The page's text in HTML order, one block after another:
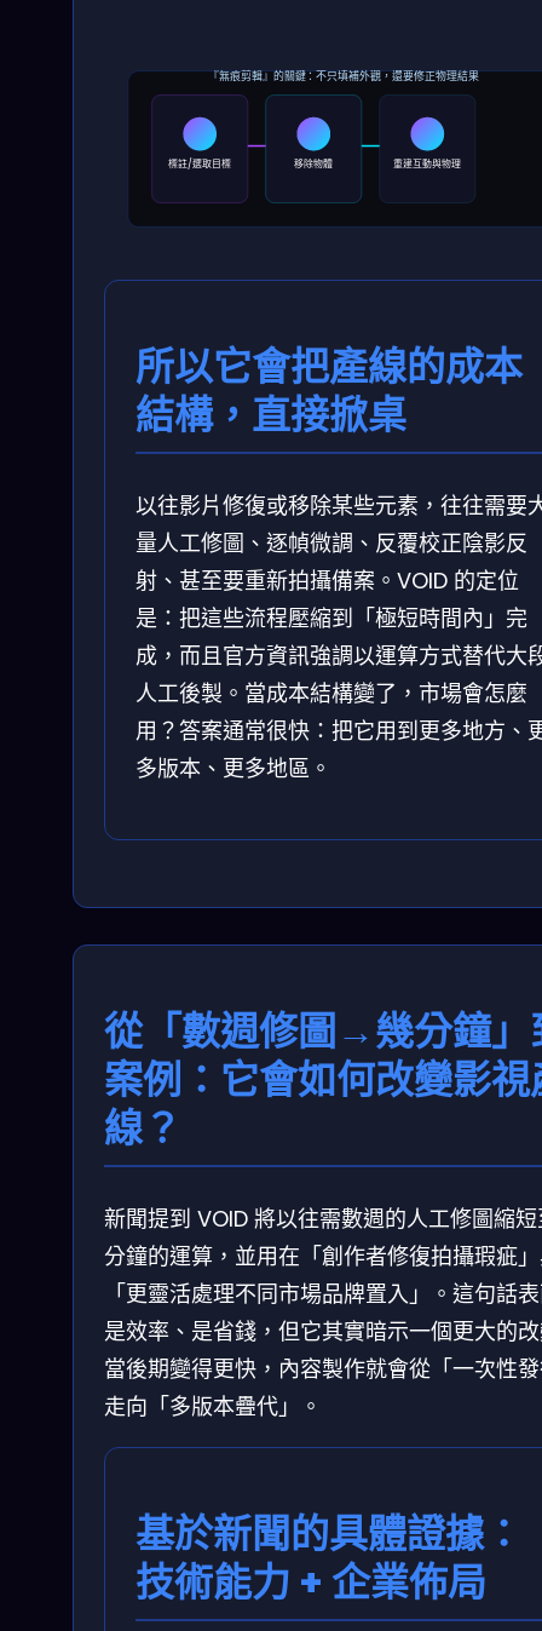
標註/選取目標 移除物體 重建互動與物理
『無痕剪輯』的關鍵：不只填補外觀，還要修正物理結果
所以它會把產線的成本
結構，直接掀桌
以往影片修復或移除某些元素，往往需要
量人工修圖、逐幀微調、反覆校正陰影反
射、甚至要重新拍攝備案。VOID 的定位
是：把這些流程壓縮到「極短時間內」完
成，而且官方資訊強調以運算方式替代大
人工後製。當成本結構變了，市場會怎麼
用？答案通常很快：把它用到更多地方、
多版本、更多地區。
從「數週修圖→幾分鐘」
案例：它會如何改變影視
線？
新聞提到 VOID 將以往需數週的人工修圖縮
分鐘的運算，並用在「創作者修復拍攝瑕疵
「更靈活處理不同市場品牌置入」。這句話
是效率、是省錢，但它其實暗示一個更大的
當後期變得更快，內容製作就會從「一次性
走向「多版本疊代」。
基於新聞的具體證據：
技術能力 + 企業佈局